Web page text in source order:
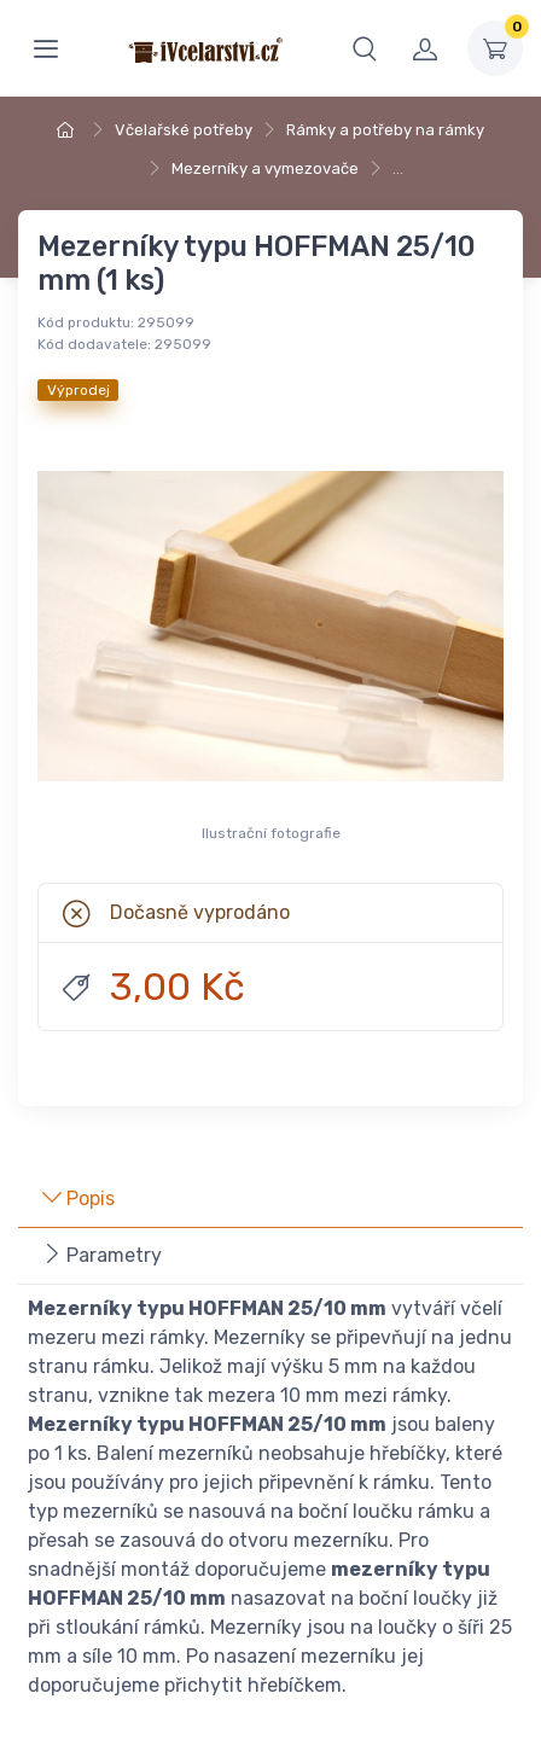
0
Včelařské potřeby Rámky a potřeby na rámky
Mezerníky a vymezovače …
Mezerníky typu HOFFMAN 25/10
mm (1 ks)
Kód produktu: 295099
Kód dodavatele: 295099
Výprodej
Ilustrační fotografie
Dočasně vyprodáno
3,00 Kč
Popis
Parametry
Mezerníky typu HOFFMAN 25/10 mm vytváří včelí
mezeru mezi rámky. Mezerníky se připevňují na jednu
stranu rámku. Jelikož mají výšku 5 mm na každou
stranu, vznikne tak mezera 10 mm mezi rámky.
Mezerníky typu HOFFMAN 25/10 mm jsou baleny
po 1 ks. Balení mezerníků neobsahuje hřebíčky, které
jsou používány pro jejich připevnění k rámku. Tento
typ mezerníků se nasouvá na boční loučku rámku a
přesah se zasouvá do otvoru mezerníku. Pro
snadnější montáž doporučujeme mezerníky typu
HOFFMAN 25/10 mm nasazovat na boční loučky již
při stloukání rámků. Mezerníky jsou na loučky o šíři 25
mm a síle 10 mm. Po nasazení mezerníku jej
doporučujeme přichytit hřebíčkem.